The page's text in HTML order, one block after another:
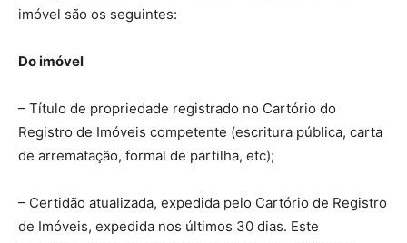
imóvel são os seguintes:
Do imóvel
– Título de propriedade registrado no Cartório do
Registro de Imóveis competente (escritura pública, carta
de arrematação, formal de partilha, etc);
– Certidão atualizada, expedida pelo Cartório de Registro
de Imóveis, expedida nos últimos 30 dias. Este